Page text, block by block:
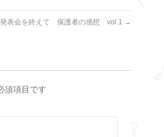
発表会を終えて 保護者の感想 vol.1 →
須項目です